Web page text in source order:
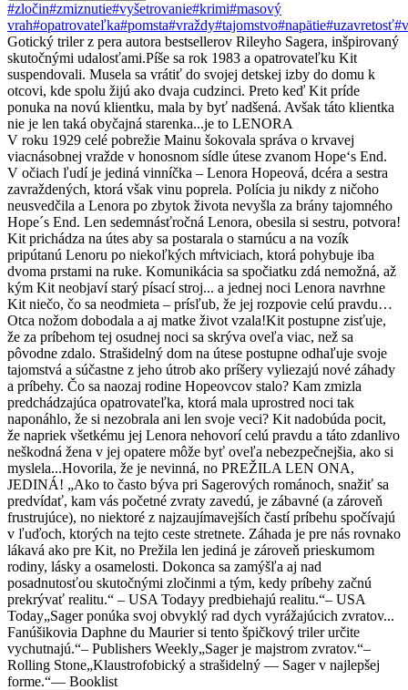
#zločin#zmiznutie#vyšetrovanie#krimi#masový
vrah#opatrovateľka#pomsta#vraždy#tajomstvo#napätie#uzavretosť
Gotický triler z pera autora bestsellerov Rileyho Sagera, inšpirovaný
skutočnými udalosťami.Píše sa rok 1983 a opatrovateľku Kit
suspendovali. Musela sa vrátiť do svojej detskej izby do domu k
otcovi, kde spolu žijú ako dvaja cudzinci. Preto keď Kit príde
ponuka na novú klientku, mala by byť nadšená. Avšak táto klientka
nie je len taká obyčajná starenka...je to LENORA
V roku 1929 celé pobrežie Mainu šokovala správa o krvavej
viacnásobnej vražde v honosnom sídle útese zvanom Hope‘s End.
V očiach ľudí je jediná vinníčka – Lenora Hopeová, dcéra a sestra
zavraždených, ktorá však vinu poprela. Polícia ju nikdy z ničoho
neusvedčila a Lenora po zbytok života nevyšla za brány tajomného
Hope´s End. Len sedemnásťročná Lenora, obesila si sestru, potvora!
Kit prichádza na útes aby sa postarala o starnúcu a na vozík
pripútanú Lenoru po niekoľkých mŕtviciach, ktorá pohybuje iba
dvoma prstami na ruke. Komunikácia sa spočiatku zdá nemožná, až
kým Kit neobjaví starý písací stroj... a jednej noci Lenora navrhne
Kit niečo, čo sa neodmieta – prísľub, že jej rozpovie celú pravdu…
Otca nožom dobodala a aj matke život vzala!Kit postupne zisťuje,
že za príbehom tej osudnej noci sa skrýva oveľa viac, než sa
pôvodne zdalo. Strašidelný dom na útese postupne odhaľuje svoje
tajomstvá a súčastne z jeho útrob ako príšery vyliezajú nové záhady
a príbehy. Čo sa naozaj rodine Hopeovcov stalo? Kam zmizla
predchádzajúca opatrovateľka, ktorá mala uprostred noci tak
naponáhlo, že si nezobrala ani len svoje veci? Kit nadobúda pocit,
že napriek všetkému jej Lenora nehovorí celú pravdu a táto zdanlivo
neškodná žena v jej opatere môže byť oveľa nebezpečnejšia, ako si
myslela...Hovorila, že je nevinná, no PREŽILA LEN ONA,
JEDINÁ! „Ako to často býva pri Sagerových románoch, snažiť sa
predvídať, kam vás početné zvraty zavedú, je zábavné (a zároveň
frustrujúce), no niektoré z najzaujímavejších častí príbehu spočívajú
v ľuďoch, ktorých na tejto ceste stretnete. Záhada je pre nás rovnako
lákavá ako pre Kit, no Prežila len jediná je zároveň prieskumom
rodiny, lásky a osamelosti. Dokonca sa zamýšľa aj nad
posadnutosťou skutočnými zločinmi a tým, kedy príbehy začnú
prekrývať realitu.“ – USA Todayy predbiehajú realitu.“– USA
Today„Sager ponúka svoj obvyklý rad dych vyrážajúcich zvratov...
Fanúšikovia Daphne du Maurier si tento špičkový triler určite
vychutnajú.“– Publishers Weekly„Sager je majstrom zvratov.“–
Rolling Stone„Klaustrofobický a strašidelný — Sager v najlepšej
forme.“— Booklist